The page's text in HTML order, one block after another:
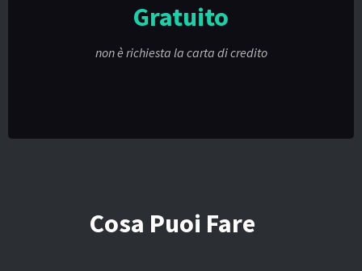
Gratuito
non è richiesta la carta di credito
Cosa Puoi Fare